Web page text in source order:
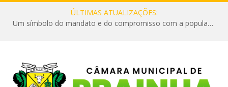
ÚLTIMAS ATUALIZAÇÕES:
Um símbolo do mandato e do compromisso com a população